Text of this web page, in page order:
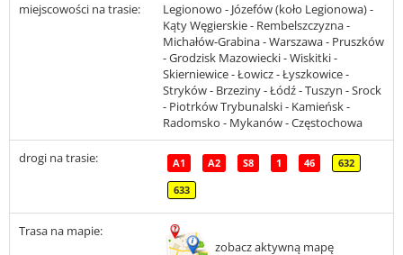
miejscowości na trasie:
Legionowo - Józefów (koło Legionowa) -
Kąty Węgierskie - Rembelszczyzna -
Michałów-Grabina - Warszawa - Pruszków
- Grodzisk Mazowiecki - Wiskitki -
Skierniewice - Łowicz - Łyszkowice -
Stryków - Brzeziny - Łódź - Tuszyn - Srock
- Piotrków Trybunalski - Kamieńsk -
Radomsko - Mykanów - Częstochowa
drogi na trasie: A1 A2 S8 1 46 632
633
Trasa na mapie:
zobacz aktywną mapę